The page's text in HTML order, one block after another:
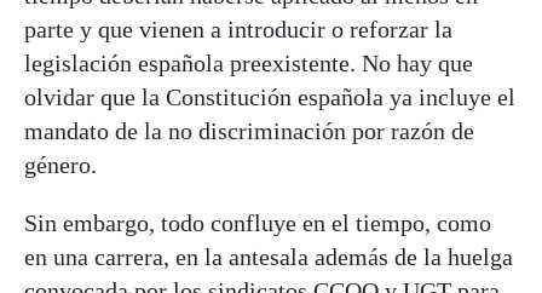
parte y que vienen a introducir o reforzar la
legislación española preexistente. No hay que
olvidar que la Constitución española ya incluye el
mandato de la no discriminación por razón de
género.
Sin embargo, todo confluye en el tiempo, como
en una carrera, en la antesala además de la huelga